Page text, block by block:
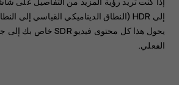
إلى HDR
(النطاق الديناميكي القياسي إلى
الفعلي.